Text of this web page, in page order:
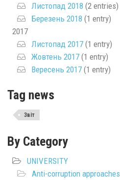
Листопад 2018 (2 entries)
Березень 2018 (1 entry)
2017
Листопад 2017 (1 entry)
Жовтень 2017 (1 entry)
Вересень 2017 (1 entry)
Tag news
Звіт
By Category
UNIVERSITY
Anti-corruption approaches